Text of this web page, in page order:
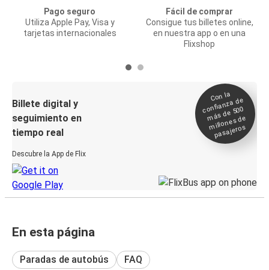
Pago seguro
Utiliza Apple Pay, Visa y
tarjetas internacionales
Fácil de comprar
Consigue tus billetes online,
en nuestra app o en una
Flixshop
Billete digital y
seguimiento en
tiempo real
Descubre la App de Flix
Con la
confianza de
más de 500
millones de
pasajeros
En esta página
Paradas de autobús FAQ